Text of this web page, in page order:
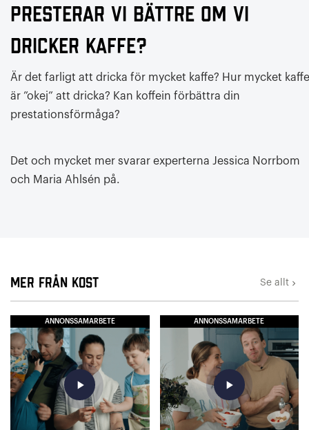
Presterar vi bättre om vi
dricker kaffe?
Är det farligt att dricka för mycket kaffe? Hur mycket kaffe
är ”okej” att dricka? Kan koffein förbättra din
prestationsförmåga?
Det och mycket mer svarar experterna Jessica Norrbom
och Maria Ahlsén på.
Mer från Kost Se allt keyboard_arrow_right
ANNONSSAMARBETE
play_arrow
ANNONSSAMARBETE
play_arrow